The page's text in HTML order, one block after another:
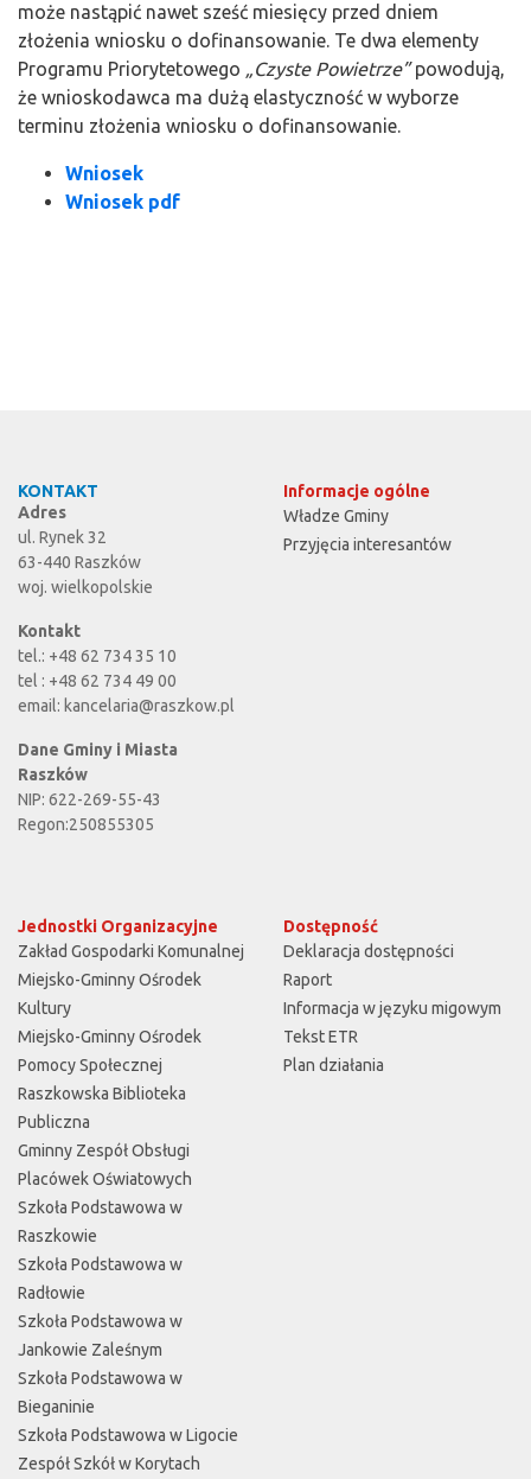
może nastąpić nawet sześć miesięcy przed dniem
złożenia wniosku o dofinansowanie. Te dwa elementy
Programu Priorytetowego „Czyste Powietrze”powodują,
że wnioskodawca ma dużą elastyczność w wyborze
terminu złożenia wniosku o dofinansowanie.
Wniosek
Wniosek pdf
KONTAKT
Adres
ul. Rynek 32
63-440 Raszków
woj. wielkopolskie
Kontakt
tel.: +48 62 734 35 10
tel : +48 62 734 49 00
email: kancelaria@raszkow.pl
Dane Gminy i Miasta
Raszków
NIP: 622-269-55-43
Regon:250855305
Informacje ogólne
Władze Gminy
Przyjęcia interesantów
Jednostki Organizacyjne
Zakład Gospodarki Komunalnej
Miejsko-Gminny Ośrodek
Kultury
Miejsko-Gminny Ośrodek
Pomocy Społecznej
Raszkowska Biblioteka
Publiczna
Gminny Zespół Obsługi
Placówek Oświatowych
Szkoła Podstawowa w
Raszkowie
Szkoła Podstawowa w
Radłowie
Szkoła Podstawowa w
Jankowie Zaleśnym
Szkoła Podstawowa w
Bieganinie
Szkoła Podstawowa w Ligocie
Zespół Szkół w Korytach
Dostępność
Deklaracja dostępności
Raport
Informacja w języku migowym
Tekst ETR
Plan działania